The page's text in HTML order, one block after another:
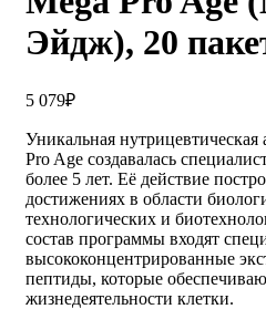
Эйдж), 20
5 079₽
Уникальная
Pro Age cоздавалаcь
более 5 лет. Её действие
достижениях в области
технологических и
состав программы входят
высококонцентрированные
пептиды, которые
жизнедеятельности клетки.